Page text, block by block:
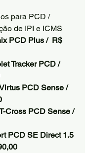
para PCD /
de IPI e ICMS
PCD Plus /  R$
Tracker PCD /
PCD Sense /
Cross PCD Sense /
PCD SE Direct 1.5